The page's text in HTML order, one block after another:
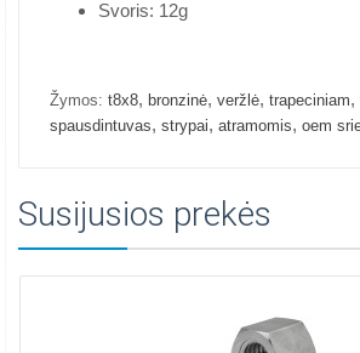
Svoris: 12g
Žymos: t8x8, bronzinė, veržlė, trapeciniam,
spausdintuvas, strypai, atramomis, oem
Susijusios prekės